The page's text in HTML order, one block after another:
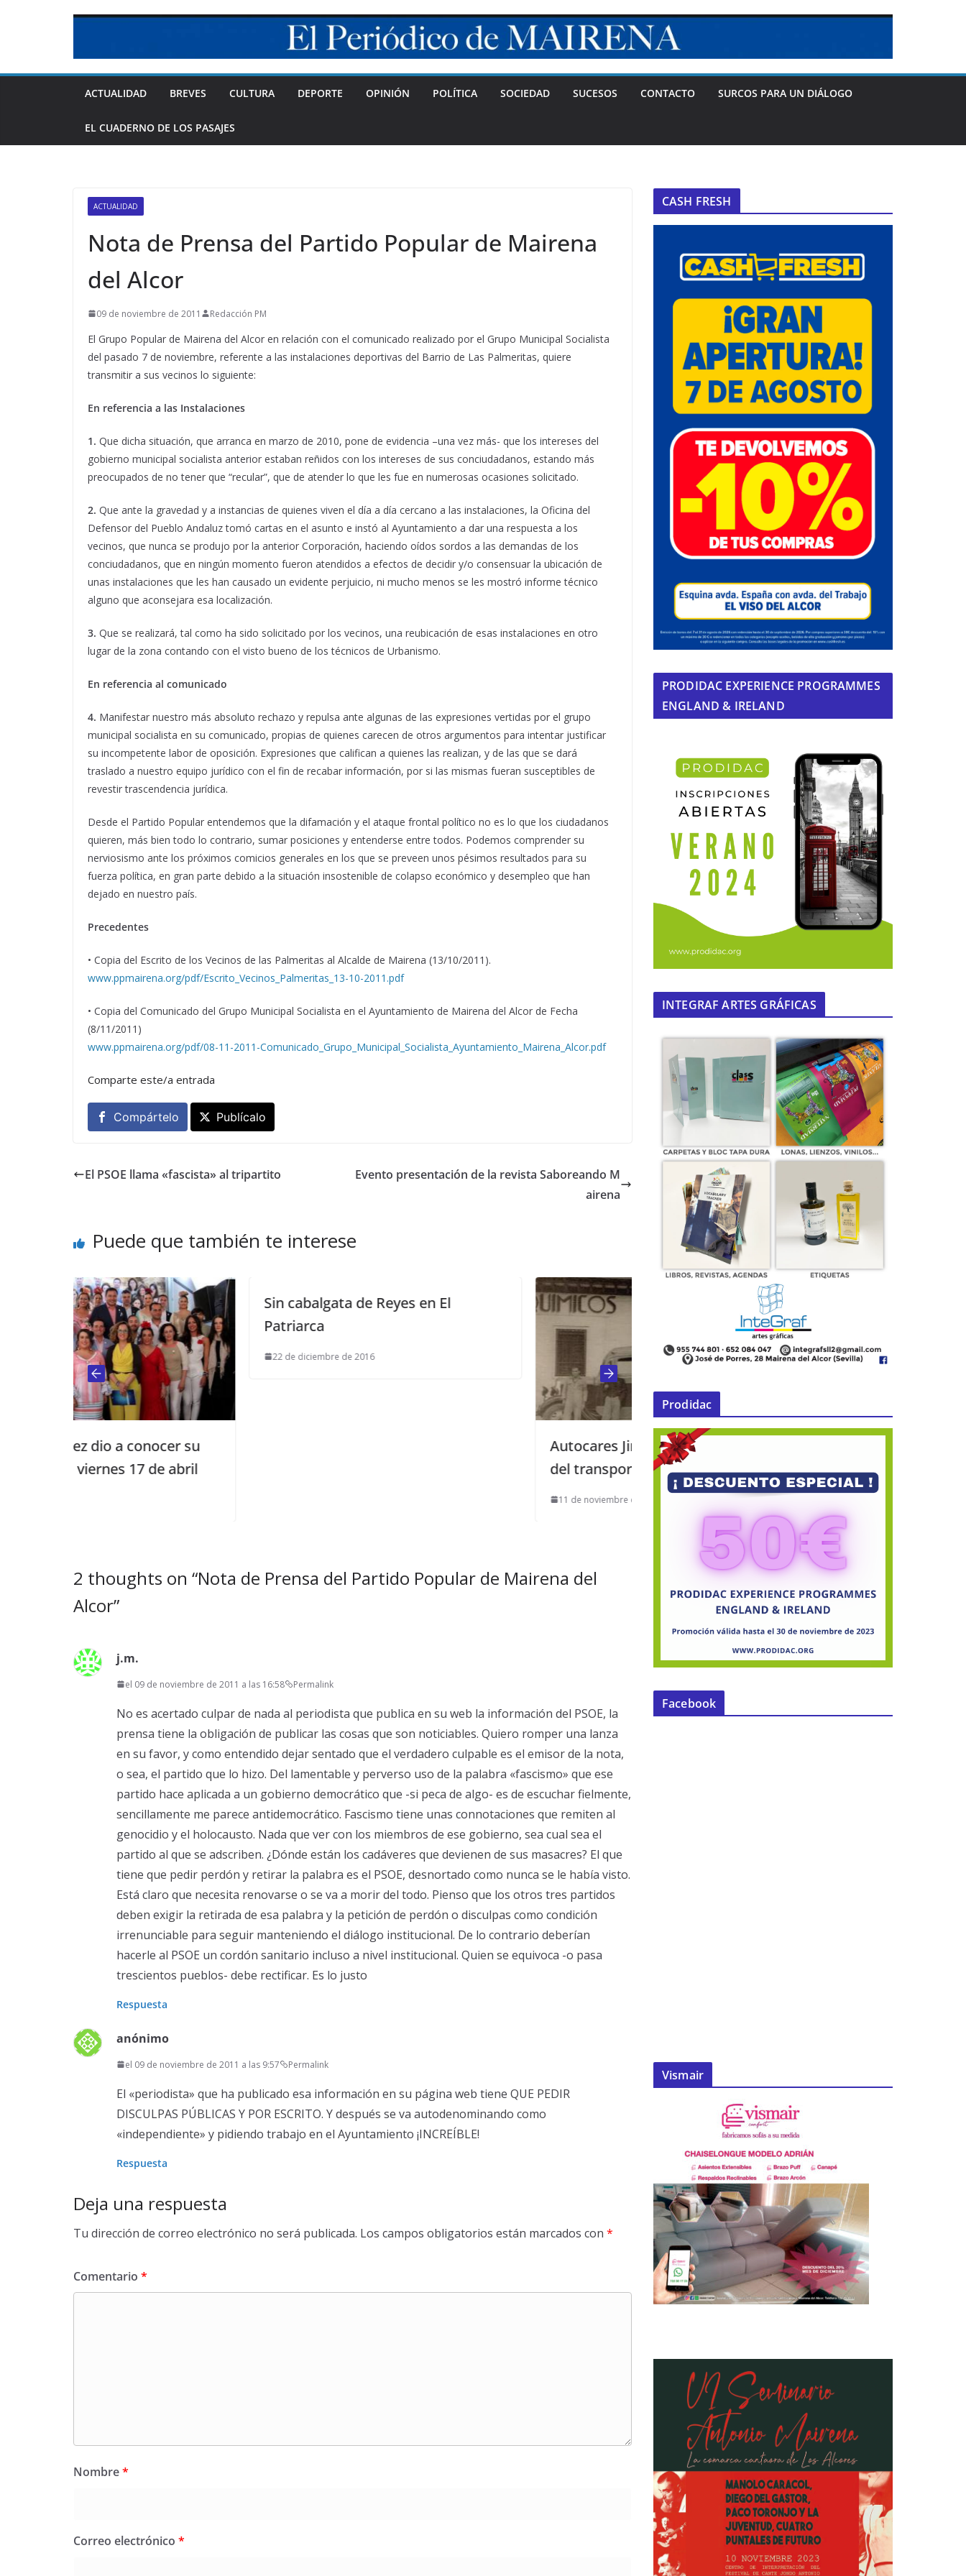
ACTUALIDAD BREVES CULTURA DEPORTE OPINIÓN POLÍTICA SOCIEDAD SUCESOS CONTACTO SURCOS PARA UN DIÁLOGO
EL CUADERNO DE LOS PASAJES
ACTUALIDAD
Nota de Prensa del Partido Popular de Mairena
del Alcor
09 de noviembre de 2011 Redacción PM
El Grupo Popular de Mairena del Alcor en relación con el comunicado realizado por el Grupo Municipal Socialista
del pasado 7 de noviembre, referente a las instalaciones deportivas del Barrio de Las Palmeritas, quiere
transmitir a sus vecinos lo siguiente:
En referencia a las Instalaciones
1. Que dicha situación, que arranca en marzo de 2010, pone de evidencia –una vez más- que los intereses del
gobierno municipal socialista anterior estaban reñidos con los intereses de sus conciudadanos, estando más
preocupados de no tener que “recular”, que de atender lo que les fue en numerosas ocasiones solicitado.
2. Que ante la gravedad y a instancias de quienes viven el día a día cercano a las instalaciones, la Oficina del
Defensor del Pueblo Andaluz tomó cartas en el asunto e instó al Ayuntamiento a dar una respuesta a los
vecinos, que nunca se produjo por la anterior Corporación, haciendo oídos sordos a las demandas de los
conciudadanos, que en ningún momento fueron atendidos a efectos de decidir y/o consensuar la ubicación de
unas instalaciones que les han causado un evidente perjuicio, ni mucho menos se les mostró informe técnico
alguno que aconsejara esa localización.
3. Que se realizará, tal como ha sido solicitado por los vecinos, una reubicación de esas instalaciones en otro
lugar de la zona contando con el visto bueno de los técnicos de Urbanismo.
En referencia al comunicado
4. Manifestar nuestro más absoluto rechazo y repulsa ante algunas de las expresiones vertidas por el grupo
municipal socialista en su comunicado, propias de quienes carecen de otros argumentos para intentar justificar
su incompetente labor de oposición. Expresiones que califican a quienes las realizan, y de las que se dará
traslado a nuestro equipo jurídico con el fin de recabar información, por si las mismas fueran susceptibles de
revestir trascendencia jurídica.
Desde el Partido Popular entendemos que la difamación y el ataque frontal político no es lo que los ciudadanos
quieren, más bien todo lo contrario, sumar posiciones y entenderse entre todos. Podemos comprender su
nerviosismo ante los próximos comicios generales en los que se preveen unos pésimos resultados para su
fuerza política, en gran parte debido a la situación insostenible de colapso económico y desempleo que han
dejado en nuestro país.
Precedentes
• Copia del Escrito de los Vecinos de las Palmeritas al Alcalde de Mairena (13/10/2011).
www.ppmairena.org/pdf/Escrito_Vecinos_Palmeritas_13-10-2011.pdf
• Copia del Comunicado del Grupo Municipal Socialista en el Ayuntamiento de Mairena del Alcor de Fecha
(8/11/2011)
www.ppmairena.org/pdf/08-11-2011-Comunicado_Grupo_Municipal_Socialista_Ayuntamiento_Mairena_Alcor.pdf
Comparte este/a entrada
Compártelo Publícalo
El PSOE llama «fascista» al tripartito
Evento presentación de la revista Saboreando M
airena
Puede que también te interese
Sin cabalgata de Reyes en El
Patriarca
22 de diciembre de 2016
Autocares Jiménez: historia gráfica
del transporte de viajeros
Ricardo Sánchez dio a conocer su
lista el pasado viernes 17 de abril
2 thoughts on “Nota de Prensa del Partido Popular de Mairena del
Alcor”
j.m.
el 09 de noviembre de 2011 a las 16:58 Permalink
No es acertado culpar de nada al periodista que publica en su web la información del PSOE, la
prensa tiene la obligación de publicar las cosas que son noticiables. Quiero romper una lanza
en su favor, y como entendido dejar sentado que el verdadero culpable es el emisor de la nota,
o sea, el partido que lo hizo. Del lamentable y perverso uso de la palabra «fascismo» que ese
partido hace aplicada a un gobierno democrático que -si peca de algo- es de escuchar fielmente,
sencillamente me parece antidemocrático. Fascismo tiene unas connotaciones que remiten al
genocidio y el holocausto. Nada que ver con los miembros de ese gobierno, sea cual sea el
partido al que se adscriben. ¿Dónde están los cadáveres que devienen de sus masacres? El que
tiene que pedir perdón y retirar la palabra es el PSOE, desnortado como nunca se le había visto.
Está claro que necesita renovarse o se va a morir del todo. Pienso que los otros tres partidos
deben exigir la retirada de esa palabra y la petición de perdón o disculpas como condición
irrenunciable para seguir manteniendo el diálogo institucional. De lo contrario deberían
hacerle al PSOE un cordón sanitario incluso a nivel institucional. Quien se equivoca -o pasa
trescientos pueblos- debe rectificar. Es lo justo
Respuesta
anónimo
el 09 de noviembre de 2011 a las 9:57 Permalink
El «periodista» que ha publicado esa información en su página web tiene QUE PEDIR
DISCULPAS PÚBLICAS Y POR ESCRITO. Y después se va autodenominando como
«independiente» y pidiendo trabajo en el Ayuntamiento ¡INCREÍBLE!
Respuesta
Deja una respuesta
Tu dirección de correo electrónico no será publicada. Los campos obligatorios están marcados con *
Comentario *
Nombre*
Correo electrónico *
CASH FRESH
PRODIDAC EXPERIENCE PROGRAMMES
ENGLAND & IRELAND
INTEGRAF ARTES GRÁFICAS
Prodidac
Facebook
Vismair